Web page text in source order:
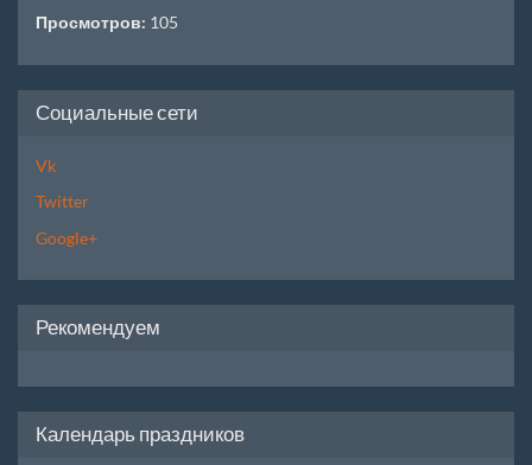
Просмотров: 105
Социальные сети
Vk
Twitter
Google+
Рекомендуем
Календарь праздников